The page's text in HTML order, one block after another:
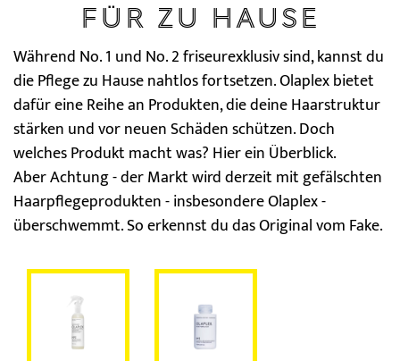
für zu Hause
Während No. 1 und No. 2 friseurexklusiv sind, kannst du
die Pflege zu Hause nahtlos fortsetzen. Olaplex bietet
dafür eine Reihe an Produkten, die deine Haarstruktur
stärken und vor neuen Schäden schützen. Doch
welches Produkt macht was? Hier ein Überblick.
Aber Achtung - der Markt wird derzeit mit gefälschten
Haarpflegeprodukten - insbesondere Olaplex -
überschwemmt.So erkennst du das Original vom Fake.